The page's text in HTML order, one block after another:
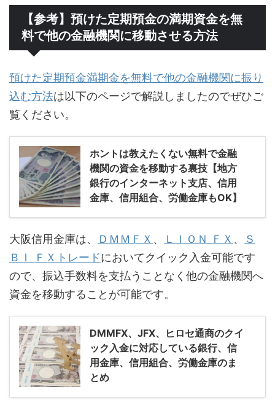
【参考】預けた定期預金の満期資金を無
料で他の金融機関に移動させる方法
預けた定期預金満期金を無料で他の金融機関に振り
込む方法は以下のページで解説しましたのでぜひご
覧ください。
ホントは教えたくない無料で金融
機関の資金を移動する裏技【地方
銀行のインターネット支店、信用
金庫、信用組合、労働金庫もOK】
大阪信用金庫は、 ＤＭＭＦＸ 、 ＬＩＯＮ ＦＸ 、
Ｓ
ＢＩ ＦＸトレードにおいてクイック入金可能です
ので、振込手数料を支払うことなく他の金融機関へ
資金を移動することが可能です。
DMMFX、JFX、ヒロセ通商のクイ
ック入金に対応している銀行、信
用金庫、信用組合、労働金庫のま
とめ